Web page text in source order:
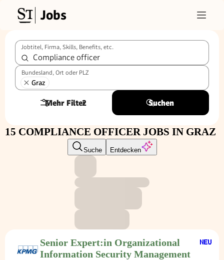
Jobs
Jobtitel, Firma, Skills, Benefits, etc.
Bundesland, Ort oder PLZ
Graz
Mehr Filter
2 Suchen
15 COMPLIANCE OFFICER JOBS IN GRAZ
Suche Entdecken
Senior Expert:in Organizational
Information Security Management